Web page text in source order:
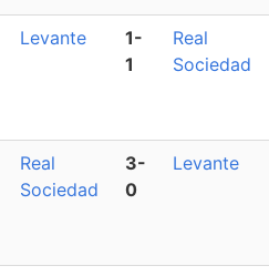
Levante
1-
1
Real
Sociedad
Real
Sociedad
3-
0
Levante